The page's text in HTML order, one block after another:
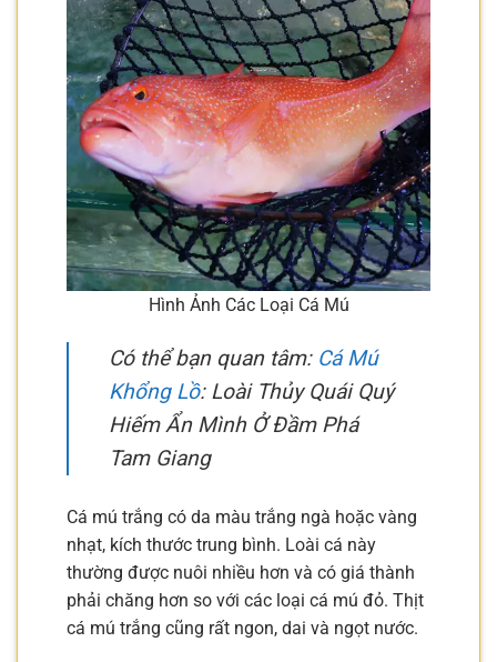
Hình Ảnh Các Loại Cá Mú
Có thể bạn quan tâm: Cá Mú
Khổng Lồ: Loài Thủy Quái Quý
Hiếm Ẩn Mình Ở Đầm Phá
Tam Giang
Cá mú trắng có da màu trắng ngà hoặc vàng
nhạt, kích thước trung bình. Loài cá này
thường được nuôi nhiều hơn và có giá thành
phải chăng hơn so với các loại cá mú đỏ. Thịt
cá mú trắng cũng rất ngon, dai và ngọt nước.